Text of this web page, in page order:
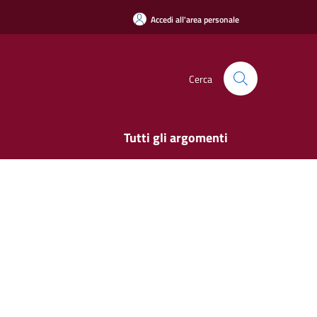
Accedi all'area personale
Cerca
Tutti gli argomenti